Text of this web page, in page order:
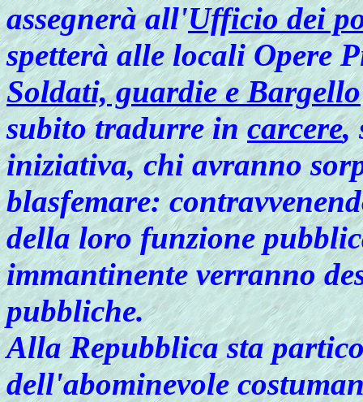
assegnerà all'Ufficio dei
spetterà alle locali Opere
Soldati, guardie e Bargello
subito tradurre incarcere,
iniziativa, chi avranno
blasfemare:
della loro funzione
immantinente verranno
pubbliche.
Alla Repubblica sta
dell'abominevole